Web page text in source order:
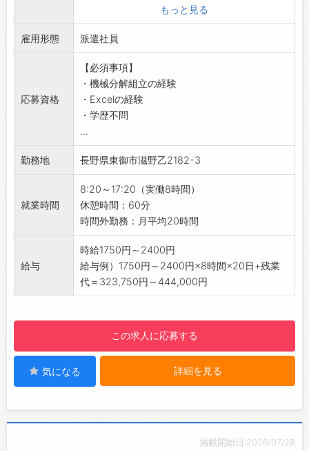
☆----------------------------------------
☆
す。
みなさまのご応募を心よりお待ちしております
＾＾
☆----------------------------------------
◆大手企業で活躍したい方
◇残業でしっかり稼ぎたい方
☆----------------------------------------
☆
当社では他にも以下のような方が働いている職
場もございます。
・工場作業員/工場内作業 未経験の方
される方
☆----------------------------------------
☆
◆時間単位年休制度あり！
有給休暇は1時間分、2時間分と時間単位でも取
得できます◎
☆
◆給与前払い制度あり！
勤務実績に応じて、給与前払いが可能です◎
☆----------------------------------------
◆ご不明点はいつでもご相談ください！
即日対応!!フォロー体制もバッチリ
登録はご自宅からお電話で可能です◎
ど、開発をサポートするお仕事です！
■インクと素材の相性をみる試験
・インクに部材を漬け込む、寸法検査など
■装置組立作業
・試作機等を組み上げる、不具合の改善
■評価の測定結果を表やグラフにまとめ、結果
の傾向の分析
・Excel、システム入力
■消耗品の手配
■実験室の整理整頓
【研修制度】
あるので、安心してご就業いただけます！
・知識を習得できる環境で、スキルアップを図
れます♪
【おすすめポイント】
◆年休121日＆土日祝休み♪
・しっかり休めるので、プライベートも充実！
【職場の雰囲気】
・空調完備の比較的静かな環境！
・落ち着いて快適に作業できる職場です。
・休憩室あり！ゆっくり休憩していただけます
【企業について】
・産業用インクジェットプリンタ、カッティン
もっと見る
雇用形態 派遣社員
応募資格
【必須事項】
・機械分解組立の経験
・Excelの経験
・学歴不問
...
勤務地 長野県東御市滋野乙2182-3
就業時間
8:20～17:20（実働8時間）
休憩時間：60分
時間外勤務：月平均20時間
給与
時給1750円～2400円
給与例）1750円～2400円×8時間×20日+残業
代＝323,750円～444,000円
この求人に応募する
気になる 詳細を見る
掲載開始日:2026/07/28